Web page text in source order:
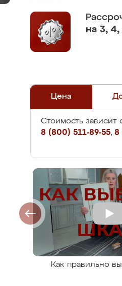
на 3,
Цена
Стоимость зависит
8 (800) 511-89-55, 8
Как правильно